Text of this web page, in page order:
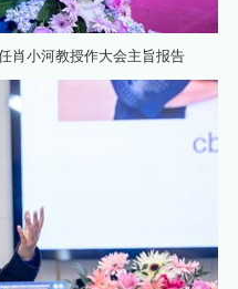
肖小河教授作大会主旨报告